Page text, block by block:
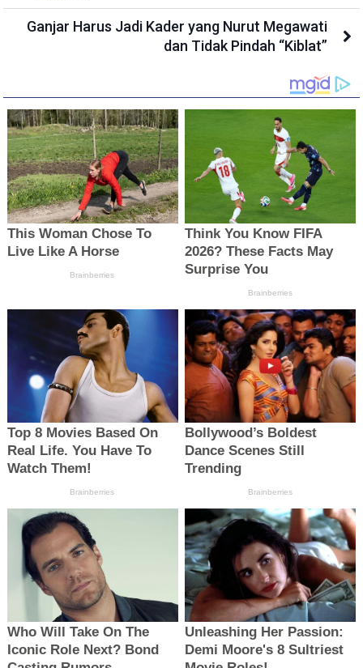
Ganjar Harus Jadi Kader yang Nurut Megawati
dan Tidak Pindah “Kiblat”